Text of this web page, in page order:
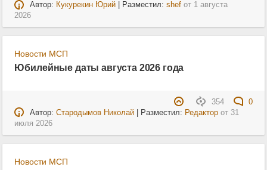
Автор: Кукурекин Юрий| Разместил: shefот 1 августа
2026
Новости МСП
Юбилейные даты августа 2026 года
354
0
Автор: Стародымов Николай| Разместил: Редакторот 31
июля 2026
Новости МСП